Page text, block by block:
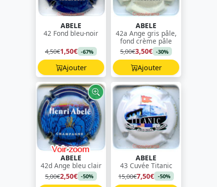
ABELE
42 Fond bleu-noir
4,50€1,50€ -67%
Ajouter
ABELE
42a Ange gris pâle,
fond crème pâle
5,00€3,50€ -30%
Ajouter
ABELE
42d Ange bleu clair
5,00€2,50€ -50%
ABELE
43 Cuvée Titanic
15,00€7,50€ -50%